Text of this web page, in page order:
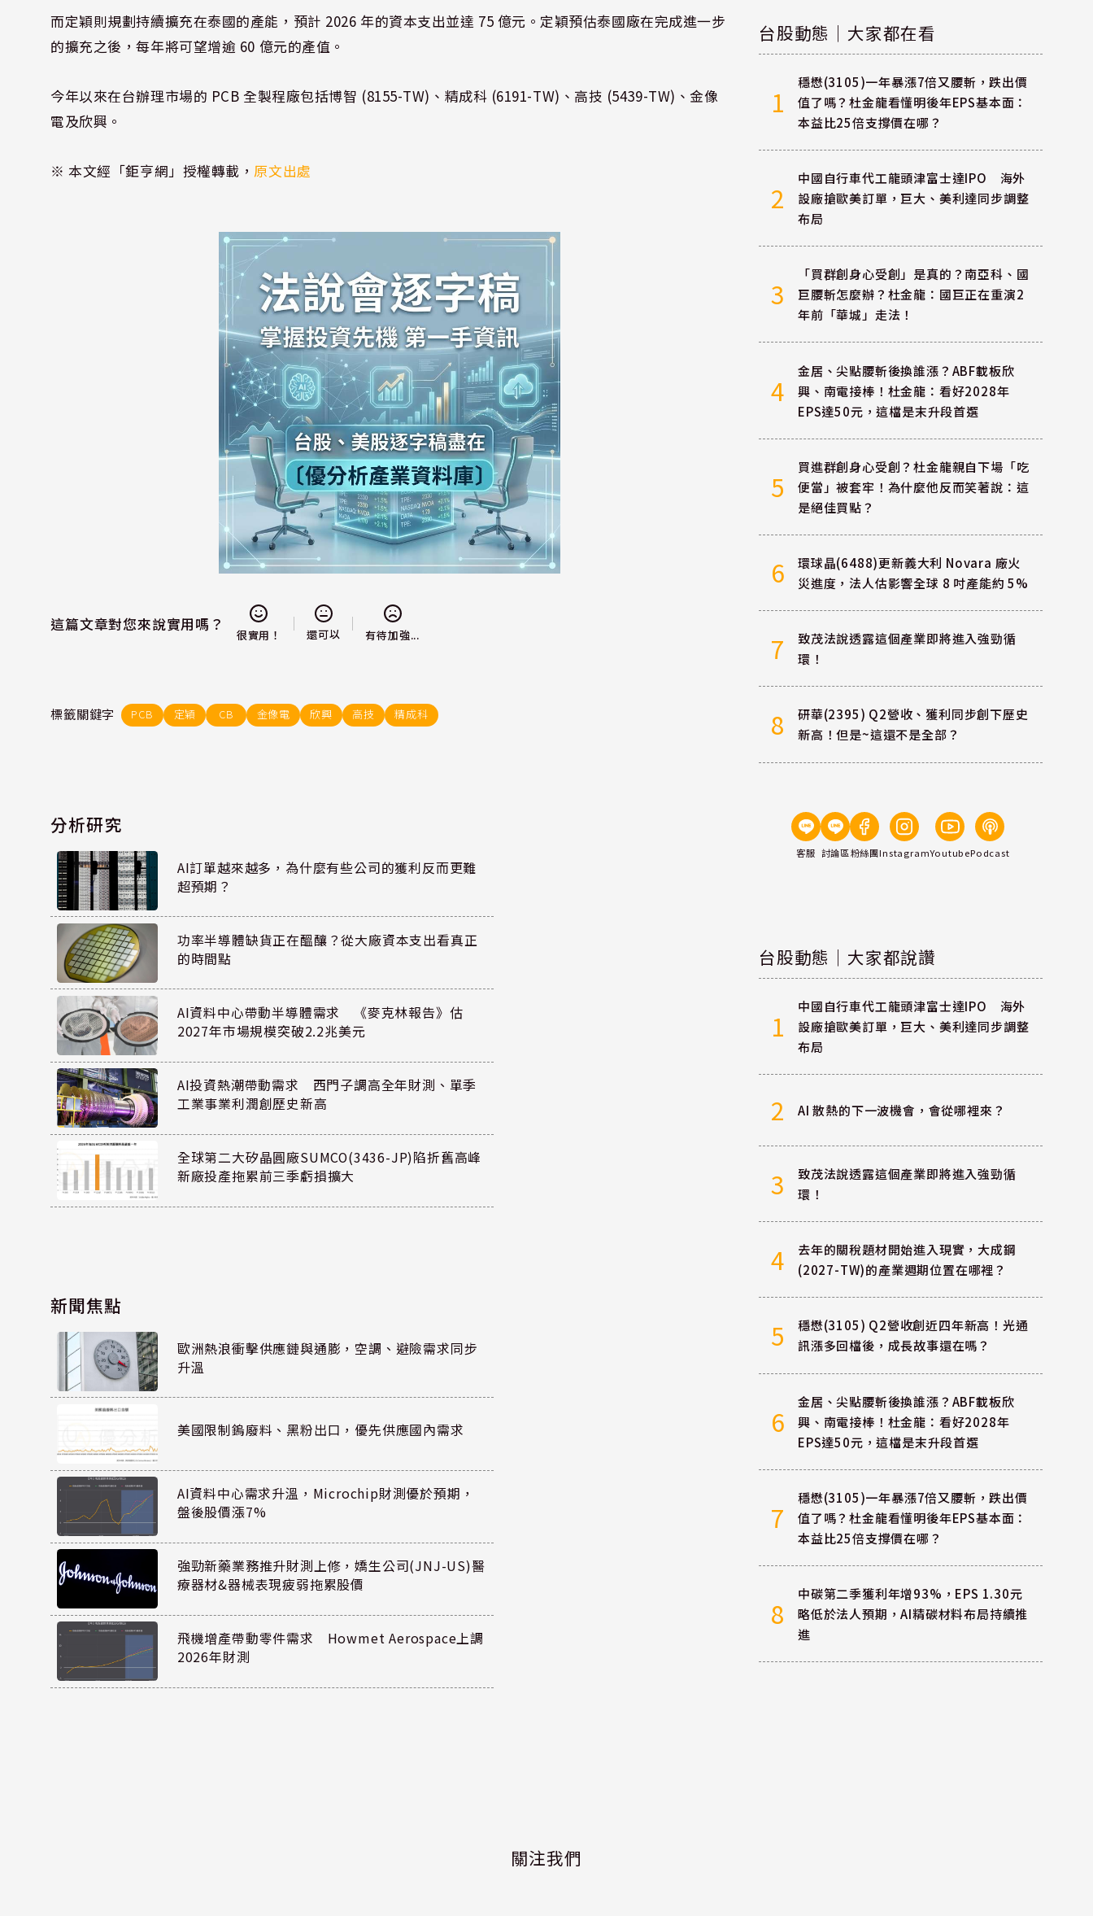
而定穎則規劃持續擴充在泰國的產能，預計 2026 年的資本支出並達 75 億元。定穎預估泰國廠在完成進一步
的擴充之後，每年將可望增逾 60 億元的產值。
今年以來在台辦理市場的 PCB 全製程廠包括博智 (8155-TW)、精成科 (6191-TW)、高技 (5439-TW)、金像
電及欣興。
※ 本文經「鉅亨網」授權轉載，原文出處
這篇文章對您來說實用嗎？
很實用！ 還可以 有待加強...
標籤關鍵字 PCB 定穎 CB 金像電 欣興 高技 精成科
分析研究
AI訂單越來越多，為什麼有些公司的獲利反而更難
超預期？
功率半導體缺貨正在醞釀？從大廠資本支出看真正
的時間點
AI資料中心帶動半導體需求 《麥克林報告》估
2027年市場規模突破2.2兆美元
AI投資熱潮帶動需求 西門子調高全年財測、單季
工業事業利潤創歷史新高
全球第二大矽晶圓廠SUMCO(3436-JP)陷折舊高峰
新廠投產拖累前三季虧損擴大
新聞焦點
歐洲熱浪衝擊供應鏈與通膨，空調、避險需求同步
升溫
美國限制鎢廢料、黑粉出口，優先供應國內需求
AI資料中心需求升溫，Microchip財測優於預期，
盤後股價漲7%
強勁新藥業務推升財測上修，嬌生公司(JNJ-US)醫
療器材&器械表現疲弱拖累股價
飛機增產帶動零件需求 Howmet Aerospace上調
2026年財測
台股動態｜大家都在看
1
穩懋(3105)一年暴漲7倍又腰斬，跌出價
值了嗎？杜金龍看懂明後年EPS基本面：
本益比25倍支撐價在哪？
2
中國自行車代工龍頭津富士達IPO 海外
設廠搶歐美訂單，巨大、美利達同步調整
布局
3
「買群創身心受創」是真的？南亞科、國
巨腰斬怎麼辦？杜金龍：國巨正在重演2
年前「華城」走法！
4
金居、尖點腰斬後換誰漲？ABF載板欣
興、南電接棒！杜金龍：看好2028年
EPS達50元，這檔是末升段首選
5
買進群創身心受創？杜金龍親自下場「吃
便當」被套牢！為什麼他反而笑著說：這
是絕佳買點？
6
環球晶(6488)更新義大利 Novara 廠火
災進度，法人估影響全球 8 吋產能約 5%
7
致茂法說透露這個產業即將進入強勁循
環！
8
研華(2395) Q2營收、獲利同步創下歷史
新高！但是~這還不是全部？
客服 討論區粉絲團InstagramYoutubePodcast
台股動態｜大家都說讚
1
中國自行車代工龍頭津富士達IPO 海外
設廠搶歐美訂單，巨大、美利達同步調整
布局
2 AI 散熱的下一波機會，會從哪裡來？
3
致茂法說透露這個產業即將進入強勁循
環！
4
去年的關稅題材開始進入現實，大成鋼
(2027-TW)的產業週期位置在哪裡？
5
穩懋(3105) Q2營收創近四年新高！光通
訊漲多回檔後，成長故事還在嗎？
6
金居、尖點腰斬後換誰漲？ABF載板欣
興、南電接棒！杜金龍：看好2028年
EPS達50元，這檔是末升段首選
7
穩懋(3105)一年暴漲7倍又腰斬，跌出價
值了嗎？杜金龍看懂明後年EPS基本面：
本益比25倍支撐價在哪？
8
中碳第二季獲利年增93%，EPS 1.30元
略低於法人預期，AI精碳材料布局持續推
進
關注我們